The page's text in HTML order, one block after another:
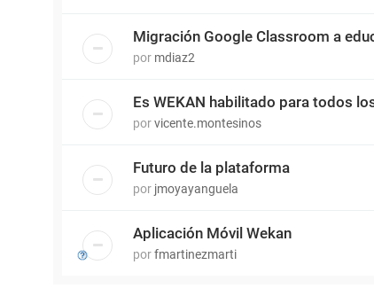
Migración Google Classroom a
por mdiaz2
Es WEKAN habilitado para todos
porvicente.montesinos
Futuro de la plataforma
por jmoyayanguela
Aplicación Móvil Wekan
porfmartinezmarti